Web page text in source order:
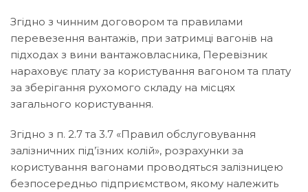
Згідно з чинним договором та правилами
перевезення вантажів, при затримці вагонів на
підходах з вини вантажовласника, Перевізник
нараховує плату за користування вагоном та плату
за зберігання рухомого складу на місцях
загального користування.
Згідно з п. 2.7 та 3.7 «Правил обслуговування
залізничних під’їзних колій», розрахунки за
користування вагонами проводяться залізницею
безпосередньо підприємством, якому належить